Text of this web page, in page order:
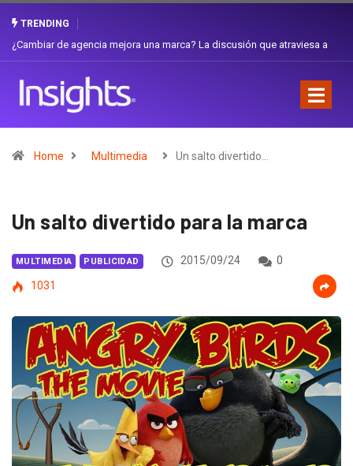
TRENDING
Gabriela Herrera y el arte de cambiarse el sombrero en Corporación
Home Multimedia Un salto divertido…
Un salto divertido para la marca
MULTIMEDIA PUBLICIDAD 2015/09/24
0
1031